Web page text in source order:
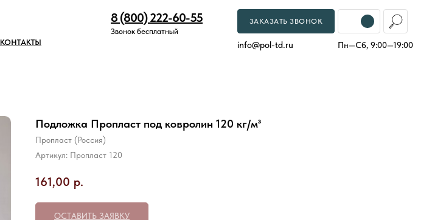
ЗАКАЗАТЬ ЗВОНОК
8 (800) 222-60-55
Пн—Сб, 9:00—19:00
КОНТАКТЫ info@pol-td.ru
Звонок бесплатный
Подложка Пропласт под ковролин 120 кг/м³
Пропласт (Россия)
Артикул: Пропласт 120
161,00 р.
ОСТАВИТЬ ЗАЯВКУ